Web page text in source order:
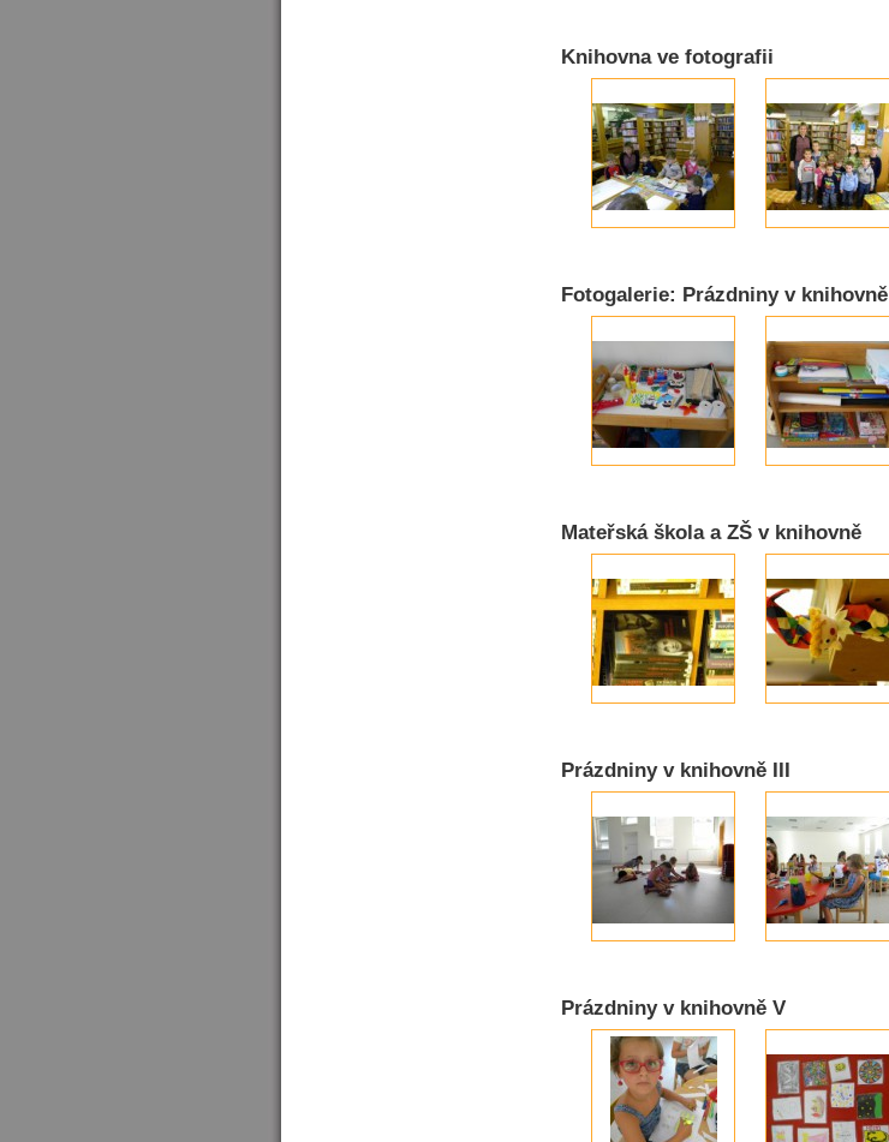
Knihovna ve fotografii
Fotogalerie: Prázdniny v knihovně
Mateřská škola a ZŠ v knihovně
Prázdniny v knihovně III
Prázdniny v knihovně V